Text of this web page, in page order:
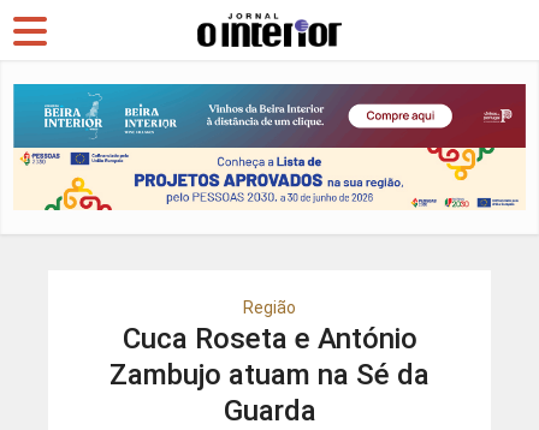
Região
Cuca Roseta e António
Zambujo atuam na Sé da
Guarda